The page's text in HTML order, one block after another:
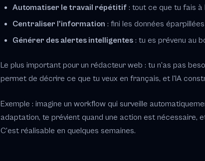
Automatiser le travail répétitif : tout ce que tu fais à
Centraliser l'information : fini les données
Générer des alertes intelligentes : tu es prévenu au
Le plus important pour un rédacteur web : tu n'as pas
permet de décrire ce que tu veux en français, et l'IA
Exemple : imagine un workflow qui surveille
adaptation, te prévient quand une action est nécessaire,
C'est réalisable en quelques semaines.